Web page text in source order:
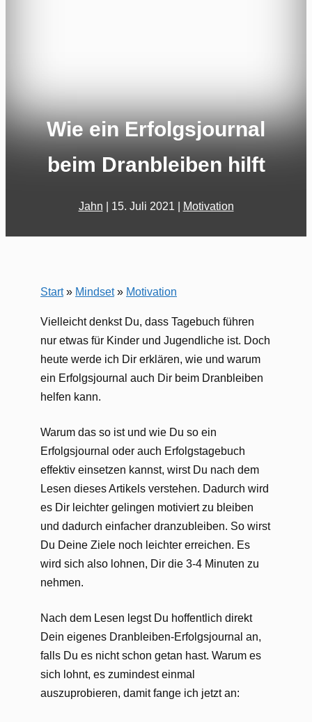
Wie ein Erfolgsjournal
beim Dranbleiben hilft
Jahn 15. Juli 2021 Motivation
Start» Mindset» Motivation
Vielleicht denkst Du, dass Tagebuch führen
nur etwas für Kinder und Jugendliche ist. Doch
heute werde ich Dir erklären, wie und warum
ein Erfolgsjournal auch Dir beim Dranbleiben
helfen kann.
Warum das so ist und wie Du so ein
Erfolgsjournal oder auch Erfolgstagebuch
effektiv einsetzen kannst, wirst Du nach dem
Lesen dieses Artikels verstehen. Dadurch wird
es Dir leichter gelingen motiviert zu bleiben
und dadurch einfacher dranzubleiben. So wirst
Du Deine Ziele noch leichter erreichen. Es
wird sich also lohnen, Dir die 3-4 Minuten zu
nehmen.
Nach dem Lesen legst Du hoffentlich direkt
Dein eigenes Dranbleiben-Erfolgsjournal an,
falls Du es nicht schon getan hast. Warum es
sich lohnt, es zumindest einmal
auszuprobieren, damit fange ich jetzt an: